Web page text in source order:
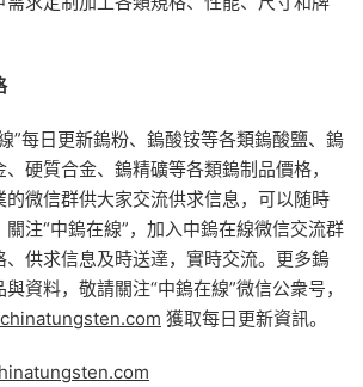
”每日更新鎢粉、鎢酸铵等各類鎢酸鹽、鎢
硬質合金、鎢精礦等各類鎢制品價格，
的微信群供大家交流供求信息，可以随時
注“中鎢在線”，加入中鎢在線微信交流群
供求信息及時送達，實時交流。更多鎢
資料，敬請關注“中鎢在線”微信公衆号，
獲取每日更新資訊。